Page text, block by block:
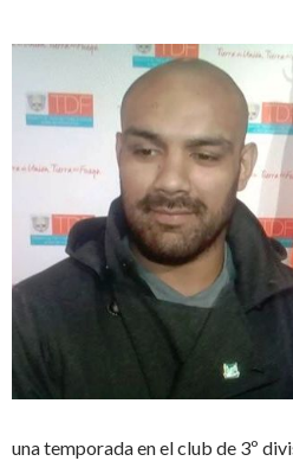
una temporada en el club de 3º